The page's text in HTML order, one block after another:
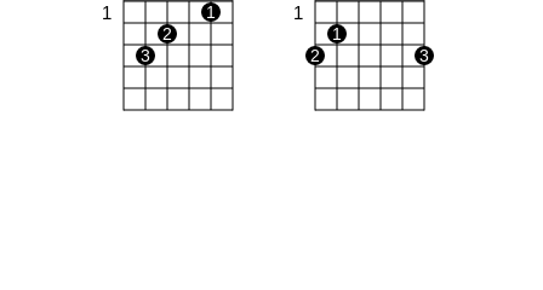
1
1
2
3
1
1
2
3